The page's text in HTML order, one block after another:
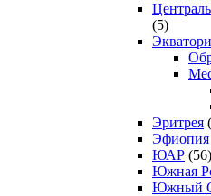
(5)
Эритрея
Эфиопия
ЮАР (56)
Южная
Южный